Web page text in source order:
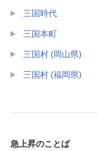
三国時代
三国本町
三国村 (岡山県)
三国村 (福岡県)
急上昇のことば